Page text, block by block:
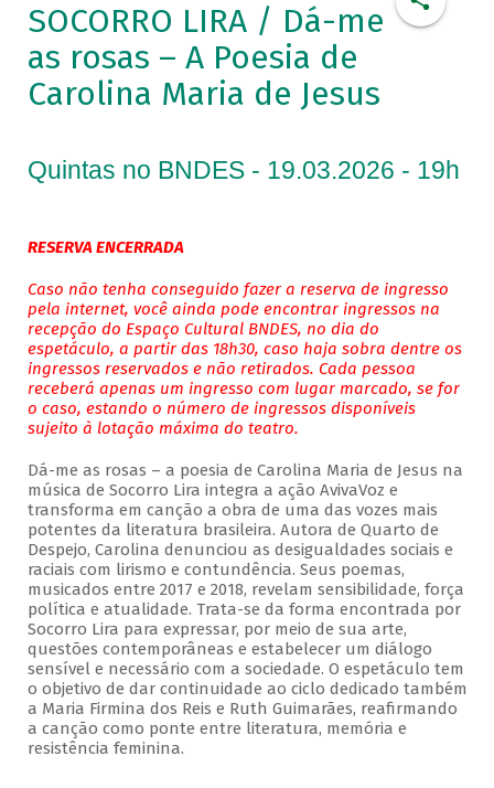
SOCORRO LIRA / Dá-me
as rosas – A Poesia de
Carolina Maria de Jesus
Quintas no BNDES - 19.03.2026 - 19h
RESERVA ENCERRADA
Caso não tenha conseguido fazer a reserva de ingresso
pela internet, você ainda pode encontrar ingressos na
recepção do Espaço Cultural BNDES, no dia do
espetáculo, a partir das 18h30, caso haja sobra dentre os
ingressos reservados e não retirados. Cada pessoa
receberá apenas um ingresso com lugar marcado, se for
o caso, estando o número de ingressos disponíveis
sujeito à lotação máxima do teatro.
Dá-me as rosas – a poesia de Carolina Maria de Jesus na
música de Socorro Lira integra a ação AvivaVoz e
transforma em canção a obra de uma das vozes mais
potentes da literatura brasileira. Autora de Quarto de
Despejo, Carolina denunciou as desigualdades sociais e
raciais com lirismo e contundência. Seus poemas,
musicados entre 2017 e 2018, revelam sensibilidade, força
política e atualidade. Trata-se da forma encontrada por
Socorro Lira para expressar, por meio de sua arte,
questões contemporâneas e estabelecer um diálogo
sensível e necessário com a sociedade. O espetáculo tem
o objetivo de dar continuidade ao ciclo dedicado também
a Maria Firmina dos Reis e Ruth Guimarães, reafirmando
a canção como ponte entre literatura, memória e
resistência feminina.